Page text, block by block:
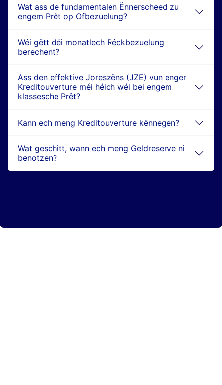
Wat ass de fundamentalen Ënnerscheed zu
engem Prêt op Ofbezuelung?
Wéi gëtt déi monatlech Réckbezuelung
berechent?
Ass den effektive Joreszëns (JZE) vun enger
Kreditouverture méi héich wéi bei engem
klassesche Prêt?
Kann ech meng Kreditouverture kënnegen?
Wat geschitt, wann ech meng Geldreserve ni
benotzen?